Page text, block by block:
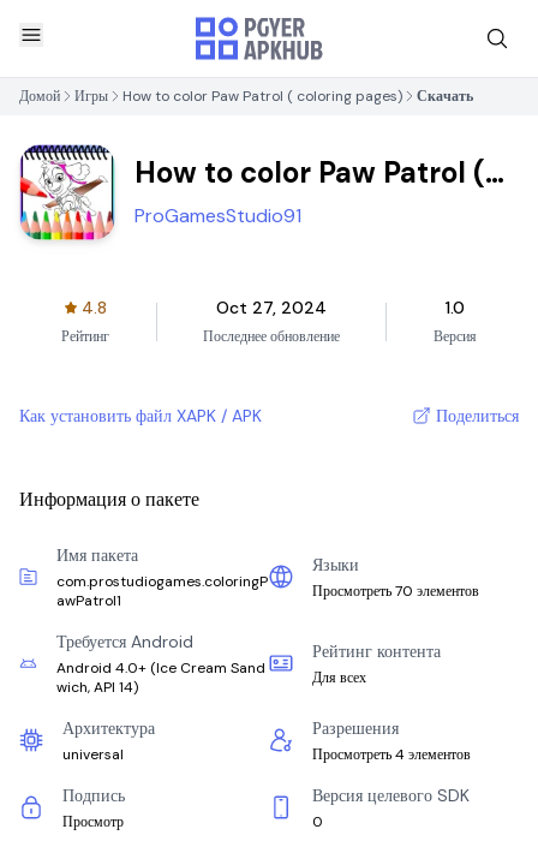
Домой Игры How to color Paw Patrol ( coloring pages) Скачать
How to color Paw Patrol (
coloring pages)
ProGamesStudio91
4.8
Рейтинг
Oct 27, 2024
Последнее обновление
1.0
Версия
Как установить файл XAPK / APK Поделиться
Информация о пакете
Имя пакета
com.prostudiogames.coloringP
awPatrol1
Языки
Просмотреть 70 элементов
Требуется Android
Android 4.0+(Ice Cream Sand
wich, API 14)
Рейтинг контента
Для всех
Архитектура
universal
Разрешения
Просмотреть 4 элементов
Подпись
Просмотр
Версия целевого SDK
0